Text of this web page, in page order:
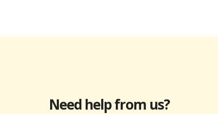
Need help from us?